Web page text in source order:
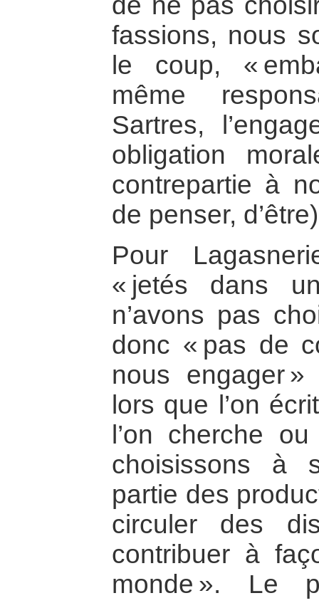
fassions, nous
le coup, «
même
Sartres,
obligation
contrepartie à
de penser,
Pour
« jetés dans
n’avons pas
donc « pas de
nous engager
lors que l’on
l’on cherche
choisissons à
partie des
circuler des
contribuer à
monde ». Le